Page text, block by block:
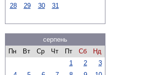
28
29 30 31
серпень
Пн
Вт Ср Чт Пт Сб
Нд
1
2
3